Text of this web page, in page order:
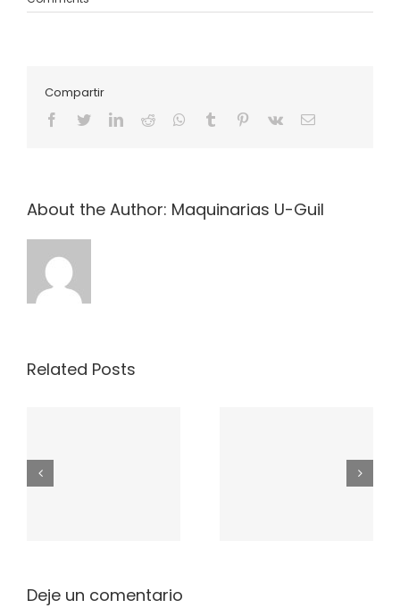
Compartir
Facebook
TwitterLinkedIn
Reddit Whatsapp
Tumblr Pinterest
Vk Email
About the Author: Maquinarias U-Guil
Related Posts
Deje un comentario